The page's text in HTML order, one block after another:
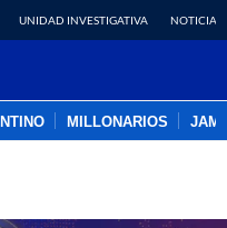
UNIDAD INVESTIGATIVA NOTICIAS
MILLONARIOS